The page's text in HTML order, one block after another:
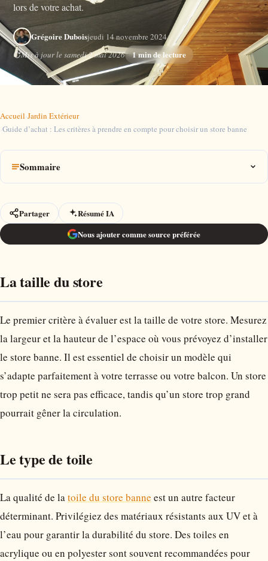
lors de votre achat.
Grégoire Duboisjeudi 14 novembre 2024
Mis à jour le samedi 2 mai 2026
1 min de lecture
Accueil›Jardin Extérieur
›Guide d’achat : Les critères à prendre en compte pour choisir un store banne
Sommaire
Partager
Résumé IA
Nous ajouter comme source préférée
La taille du store
Le premier critère à évaluer est la taille de votre store. Mesurez
la largeur et la hauteur de l’espace où vous prévoyez d’installer
le store banne. Il est essentiel de choisir un modèle qui
s’adapte parfaitement à votre terrasse ou votre balcon. Un store
trop petit ne sera pas efficace, tandis qu’un store trop grand
pourrait gêner la circulation.
Le type de toile
La qualité de latoile du store banne est un autre facteur
déterminant. Privilégiez des matériaux résistants aux UV et à
l’eau pour garantir la durabilité du store. Des toiles en
acrylique ou en polyester sont souvent recommandées pour